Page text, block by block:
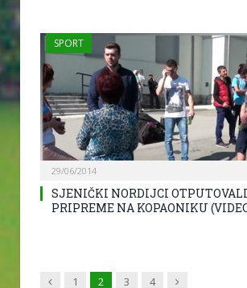
SPORT
29/06/2014
SJENIČKI NORDIJCI
PRIPREME NA KOPAONIKU
Previous
1 2 3 4 Next